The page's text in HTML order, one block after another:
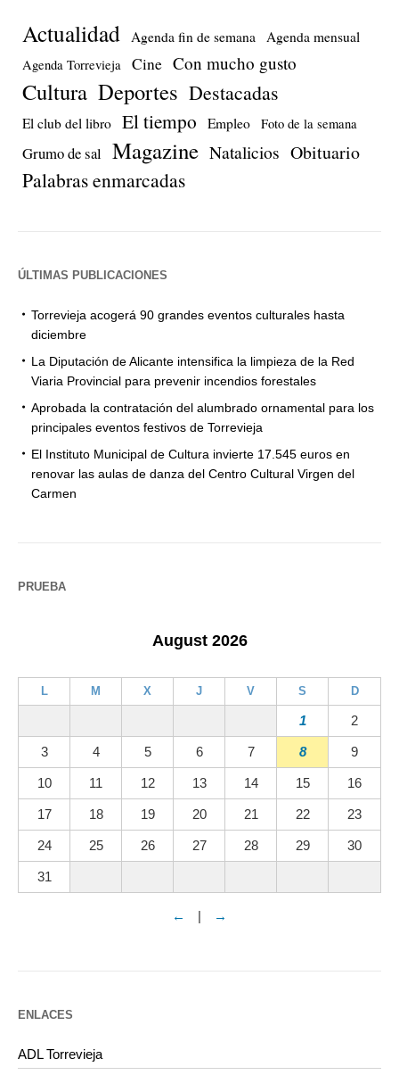
Actualidad Agenda fin de semana Agenda mensual
Agenda Torrevieja Cine Con mucho gusto
Cultura Deportes Destacadas
El club del libro El tiempo Empleo Foto de la semana
Grumo de sal Magazine Natalicios Obituario
Palabras enmarcadas
ÚLTIMAS PUBLICACIONES
Torrevieja acogerá 90 grandes eventos culturales hasta
diciembre
La Diputación de Alicante intensifica la limpieza de la Red
Viaria Provincial para prevenir incendios forestales
Aprobada la contratación del alumbrado ornamental para los
principales eventos festivos de Torrevieja
El Instituto Municipal de Cultura invierte 17.545 euros en
renovar las aulas de danza del Centro Cultural Virgen del
Carmen
PRUEBA
August 2026
L M X J V S D
1 2
3 4 5 6 7 8 9
10 11 12 13 14 15 16
17 18 19 20 21 22 23
24 25 26 27 28 29 30
31
← | →
ENLACES
ADL Torrevieja